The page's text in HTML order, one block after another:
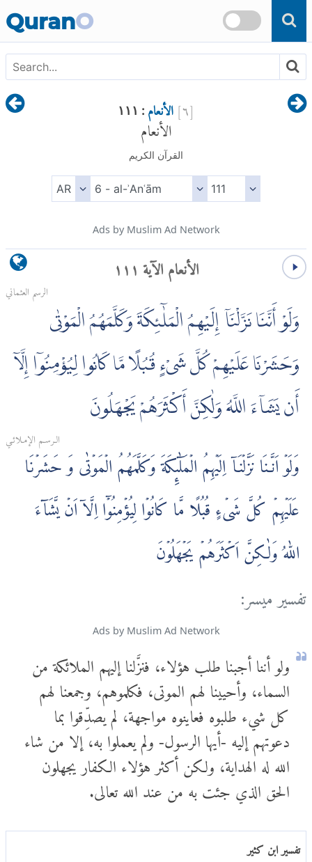
Skip to main content
QuranO
[٦]الأنعام : ١١١
الأنعام
القرآن الكريم
Ads by Muslim Ad Network
الأنعام الآية ١١١
الرسم العثماني
وَلَوْ أَنَّنَا نَزَّلْنَآ إِلَيْهِمُ الْمَلٰٓئِكَةَ وَكَلَّمَهُمُ الْمَوْتٰى
وَحَشَرْنَا عَلَيْهِمْ كُلَّ شَىْءٍ قُبُلًا مَّا كَانُوا لِيُؤْمِنُوٓا إِلَّآ
أَن يَشَآءَ اللَّهُ وَلٰكِنَّ أَكْثَرَهُمْ يَجْهَلُونَ
الـرسـم الإمـلائـي
وَلَوۡ اَنَّـنَا نَزَّلۡنَاۤ اِلَيۡهِمُ الۡمَلٰٓٮِٕكَةَ وَكَلَّمَهُمُ الۡمَوۡتٰى وَ حَشَرۡنَا
عَلَيۡهِمۡ كُلَّ شَىۡءٍ قُبُلًا مَّا كَانُوۡا لِيُؤۡمِنُوۡۤا اِلَّاۤ اَنۡ يَّشَآءَ
اللّٰهُ وَلٰـكِنَّ اَكۡثَرَهُمۡ يَجۡهَلُوۡنَ
تفسير ميسر:
Ads by Muslim Ad Network
ولو أننا أجبنا طلب هؤلاء، فنزَّلنا إليهم الملائكة من
السماء، وأحيينا لهم الموتى، فكلموهم، وجمعنا لهم
كل شيء طلبوه فعاينوه مواجهة، لم يصدِّقوا بما
دعوتهم إليه -أيها الرسول- ولم يعملوا به، إلا من شاء
الله له الهداية، ولكن أكثر هؤلاء الكفار يجهلون
الحق الذي جئت به من عند الله تعالى.
تفسير ابن كثير